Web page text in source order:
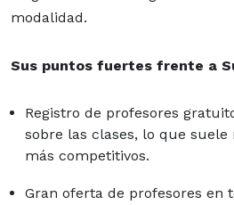
modalidad.
Sus puntos fuertes frente a
Registro de profesores
sobre las clases, lo que
más competitivos.
Gran oferta de profesores en